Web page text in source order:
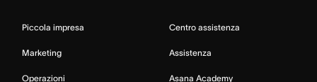
Piccola impresa
Marketing
Operazioni
Centro assistenza
Assistenza
Asana Academy